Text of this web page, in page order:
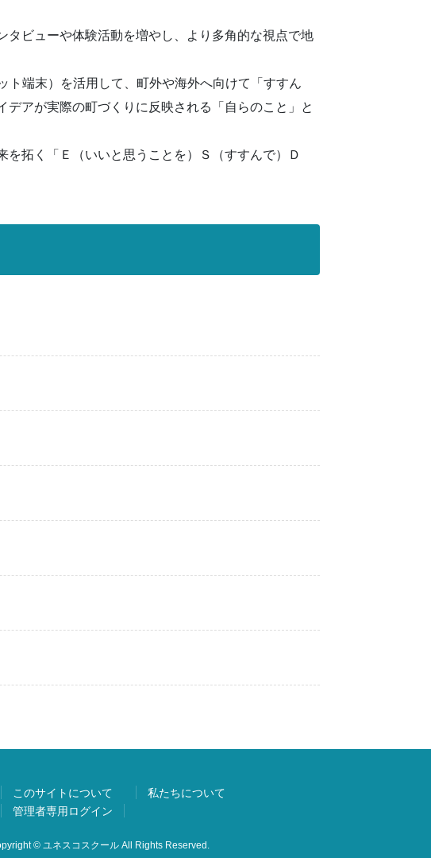
ビューや体験活動を増やし、より多角的な視点で地
端末）を活用して、町外や海外へ向けて「すすん
アが実際の町づくりに反映される「自らのこと」と
拓く「Ｅ（いいと思うことを）Ｓ（すすんで）Ｄ
このサイトについて
私たちについて
管理者専用ログイン
© ユネスコスクール All Rights Reserved.